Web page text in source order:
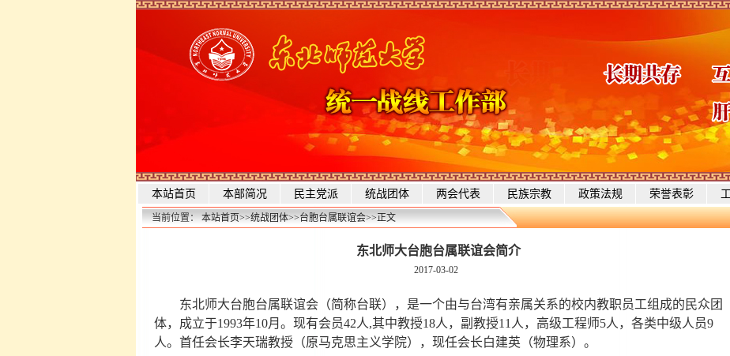
本站首页 本部简况 民主党派 统战团体 两会代表 民族宗教 政策法规 荣誉表彰
当前位置：本站首页>>统战团体>>台胞台属联谊会>>正文
东北师大台胞台属联谊会简介
2017-03-02
东北师大台胞台属联谊会（简称台联），是一个由与台湾有亲属关系的校内教职员工组成的民众团
体，成立于1993年10月。现有会员42人,其中教授18人，副教授11人，高级工程师5人，各类中级人员9
人。首任会长李天瑞教授（原马克思主义学院），现任会长白建英（物理系）。